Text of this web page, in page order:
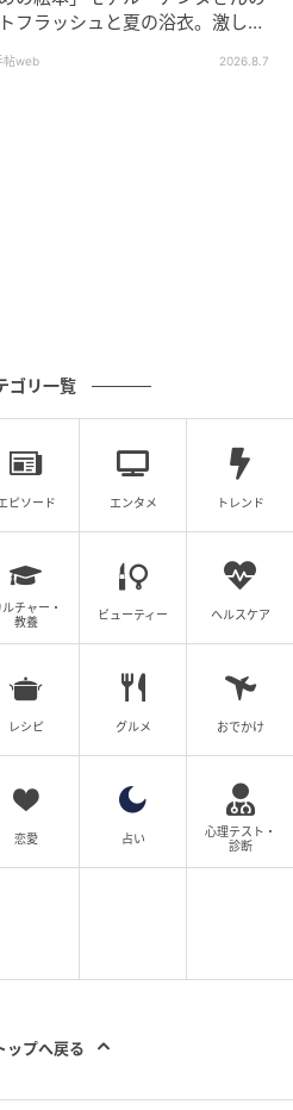
がシェアした投稿
ワンピースをまとい、イギ
女とユージェニー王女姉
フラッシュと夏の浴衣。激しい
ばっ！』～vol.47
帖web 2026.8.7
ゴリ一覧
ピソード エンタメ トレンド
ルチャー・
教養
ビューティー ヘルスケア
レシピ グルメ おでかけ
恋愛 占い
心理テスト・
診断
ップへ戻る